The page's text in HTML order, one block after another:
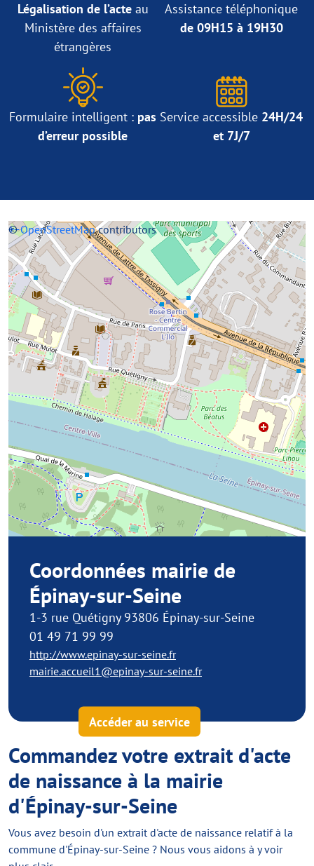
Légalisation de l’acteau
Ministère des affaires
étrangères
Assistance téléphonique
de 09H15 à 19H30
Formulaire intelligent : pas
d’erreur possible
Service accessible 24H/24
et 7J/7
+−
©OpenStreetMapcontributors
Coordonnées mairie de
Épinay-sur-Seine
1-3 rue Quétigny 93806 Épinay-sur-Seine
01 49 71 99 99
http://www.epinay-sur-seine.fr
mairie.accueil1@epinay-sur-seine.fr
Accéder au service
Commandez votre extrait d'acte
de naissance à la mairie
d'Épinay-sur-Seine
Vous avez besoin d'un extrait d'acte de naissance relatif à la
commune d'Épinay-sur-Seine ? Nous vous aidons à y voir